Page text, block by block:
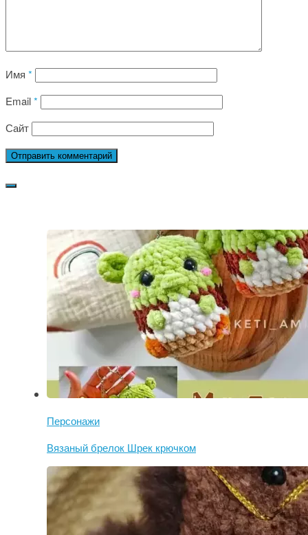
Имя *
Email*
Сайт
Персонажи
Вязаный брелок Шрек крючком